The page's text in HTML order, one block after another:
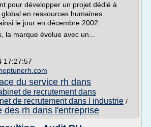
pour développer un projet dédié à
en ressources humaines.
le jour en décembre 2002.
la marque évolue avec un...
17:27:57
du service rh dans
de recrutement dans
de recrutement dans l industrie /
des rh dans l'entreprise